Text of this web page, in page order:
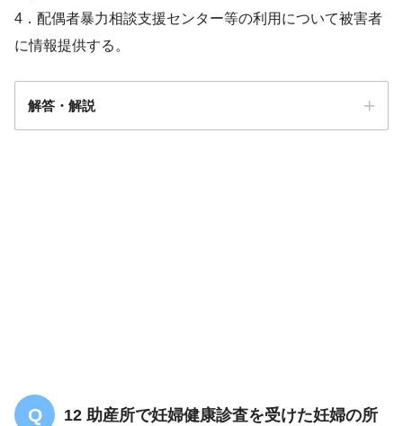
4．配偶者暴力相談支援センター等の利用について被害者
に情報提供する。
解答・解説
12 助産所で妊婦健康診査を受けた妊婦の所